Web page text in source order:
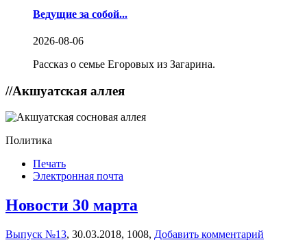
Ведущие за собой...
2026-08-06
Рассказ о семье Егоровых из Загарина.
//Акшуатская аллея
Политика
Печать
Электронная почта
Новости 30 марта
Выпуск №13, 30.03.2018, 1008, Добавить комментарий